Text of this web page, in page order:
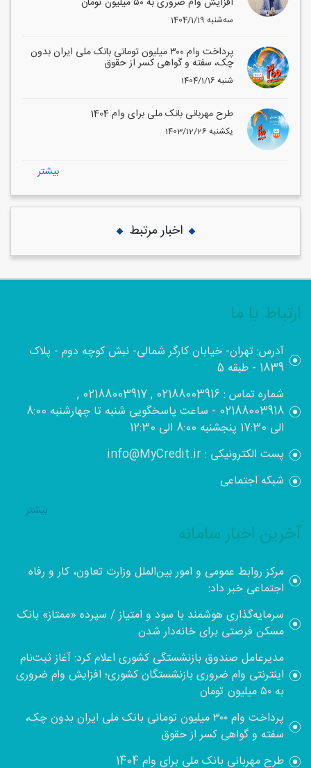
1404/1/19 سه‌شنبه
پرداخت وام ۳۰۰ میلیون تومانی بانک ملی ایران بدون
چک، سفته و گواهی کسر از حقوق
1404/1/16 شنبه
طرح مهربانی بانک ملی برای وام 1404
1403/12/26 یکشنبه
بيشتر
اخبار مرتبط
ارتباط با ما
آدرس: تهران- خیابان کارگر شمالی- نبش کوچه دوم - پلاک
1839 - طبقه 5
شماره تماس : 02188003916 , 02188003917 ,
02188003918 - ساعت پاسخگویی شنبه تا چهارشنبه 8:00
الی 17:30 پنجشنبه 8:00 الی 12:30
پست الکترونیکی : info@MyCredit.ir
شبکه اجتماعی
بيشتر
آخرین اخبار سامانه
مرکز روابط عمومی و امور بین‌الملل وزارت تعاون، کار و رفاه
اجتماعی خبر داد:
سرمایه‌گذاری هوشمند با سود و امتیاز / سپرده «ممتاز» بانک
مسکن فرصتی برای خانه‌دار شدن
مدیرعامل صندوق بازنشستگی کشوری اعلام کرد: آغاز ثبت‌نام
اینترنتی وام ضروری بازنشستگان کشوری؛ افزایش وام ضروری
به ۵۰ میلیون تومان
پرداخت وام ۳۰۰ میلیون تومانی بانک ملی ایران بدون چک،
سفته و گواهی کسر از حقوق
طرح مهربانی بانک ملی برای وام 1404